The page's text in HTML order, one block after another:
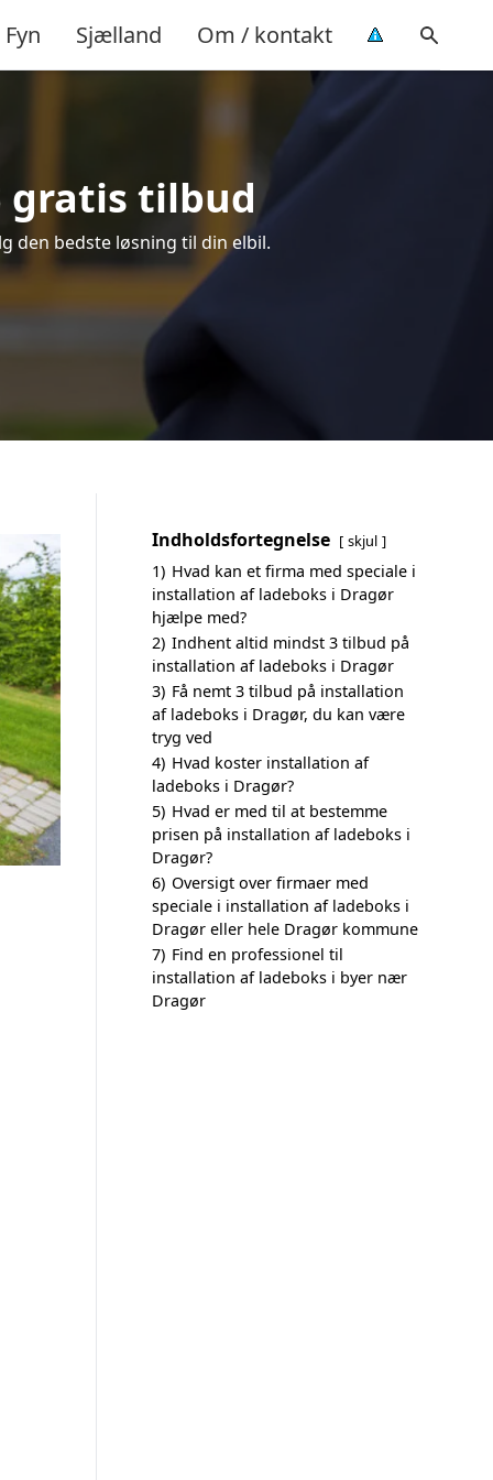
Fyn Sjælland Om / kontakt
gratis tilbud
den bedste løsning til din elbil.
Indholdsfortegnelse skjul
1) Hvad kan et firma med speciale i
installation af ladeboks i Dragør
hjælpe med?
2) Indhent altid mindst 3 tilbud på
installation af ladeboks i Dragør
3) Få nemt 3 tilbud på installation
af ladeboks i Dragør, du kan være
tryg ved
4) Hvad koster installation af
ladeboks i Dragør?
5) Hvad er med til at bestemme
prisen på installation af ladeboks i
Dragør?
6) Oversigt over firmaer med
speciale i installation af ladeboks i
Dragør eller hele Dragør kommune
7) Find en professionel til
installation af ladeboks i byer nær
Dragør